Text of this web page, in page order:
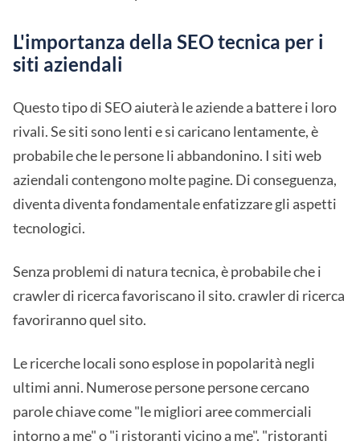
L'importanza della SEO tecnica per i
siti aziendali
Questo tipo di SEO aiuterà le aziende a battere i loro
rivali. Se siti sono lenti e si caricano lentamente, è
probabile che le persone li abbandonino. I siti web
aziendali contengono molte pagine. Di conseguenza,
diventa diventa fondamentale enfatizzare gli aspetti
tecnologici.
Senza problemi di natura tecnica, è probabile che i
crawler di ricerca favoriscano il sito. crawler di ricerca
favoriranno quel sito.
Le ricerche locali sono esplose in popolarità negli
ultimi anni. Numerose persone persone cercano
parole chiave come "le migliori aree commerciali
intorno a me" o "i ristoranti vicino a me". "ristoranti